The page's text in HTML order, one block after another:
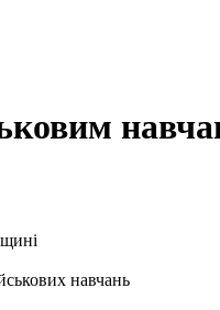
навчань